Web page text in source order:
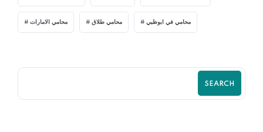
محامي الامارات محامي طلاق محامي في ابوظبي
SEARCH